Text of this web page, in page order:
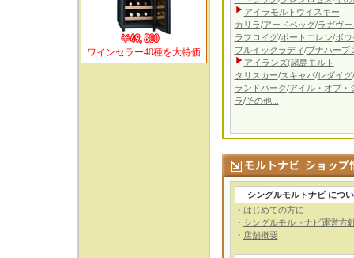
ワインセラー40種を大特価
アイラモルトウイスキー
カリラ/アードベッグ/ラガヴー
ラフロイグ/ポートエレン/ボウ
ブルイックラディ/ブナハーブ
アイランズ(諸島モルト
タリスカー/スキャパ/レダイグ/
ランドパーク/アイル・オブ・
ラ/その他...
シングルモルトナビ につ
・ はじめての方に
・ シングルモルトナビ運営方
・ 店舗概要